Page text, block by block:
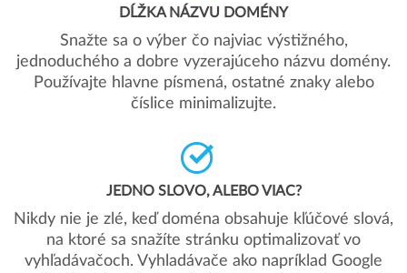
DĹŽKA NÁZVU DOMÉNY
Snažte sa o výber čo najviac výstižného,
jednoduchého a dobre vyzerajúceho názvu domény.
Používajte hlavne písmená, ostatné znaky alebo
číslice minimalizujte.
JEDNO SLOVO, ALEBO VIAC?
Nikdy nie je zlé, keď doména obsahuje kľúčové slová,
na ktoré sa snažíte stránku optimalizovať vo
vyhľadávačoch. Vyhladávače ako napríklad Google